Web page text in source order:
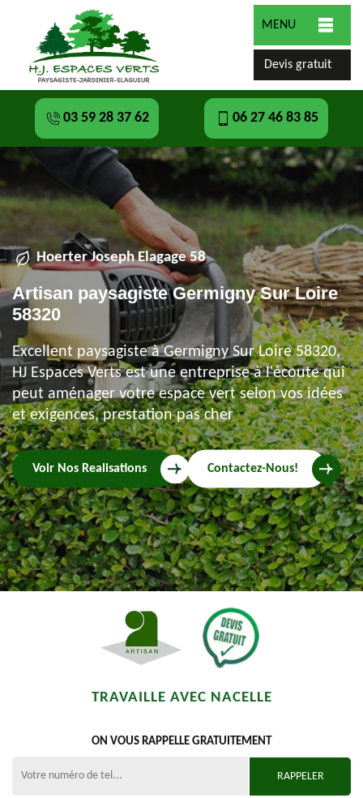
MENU
Devis gratuit
03 59 28 37 62 06 27 46 83 85
Hoerter Joseph Elagage 58
Artisan paysagiste Germigny Sur Loire
58320
Excellent paysagiste à Germigny Sur Loire 58320,
HJ Espaces Verts est une entreprise à l'écoute qui
peut aménager votre espace vert selon vos idées
et exigences, prestation pas cher
Voir Nos Realisations Contactez-Nous!
TRAVAILLE AVEC NACELLE
ON VOUS RAPPELLE GRATUITEMENT